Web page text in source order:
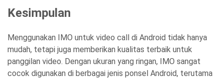
Kesimpulan
Menggunakan IMO untuk video call di Android tidak hanya
mudah, tetapi juga memberikan kualitas terbaik untuk
panggilan video. Dengan ukuran yang ringan, IMO sangat
cocok digunakan di berbagai jenis ponsel Android, terutama